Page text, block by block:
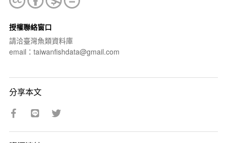
授權聯絡窗口
請洽臺灣魚類資料庫
email：taiwanfishdata@gmail.com
分享本文